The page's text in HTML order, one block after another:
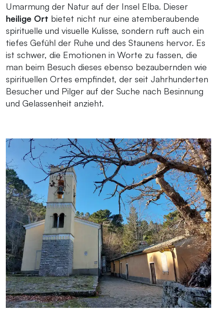
Umarmung der Natur auf der Insel Elba. Dieser
heilige Ort bietet nicht nur eine atemberaubende
spirituelle und visuelle Kulisse, sondern ruft auch ein
tiefes Gefühl der Ruhe und des Staunens hervor. Es
ist schwer, die Emotionen in Worte zu fassen, die
man beim Besuch dieses ebenso bezaubernden wie
spirituellen Ortes empfindet, der seit Jahrhunderten
Besucher und Pilger auf der Suche nach Besinnung
und Gelassenheit anzieht.